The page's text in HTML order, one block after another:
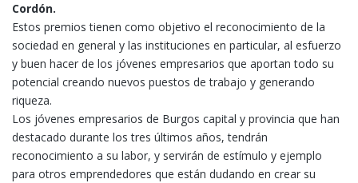
Cordón.
Estos premios tienen como objetivo el reconocimiento de la
sociedad en general y las instituciones en particular, al esfuerzo
y buen hacer de los jóvenes empresarios que aportan todo su
potencial creando nuevos puestos de trabajo y generando
riqueza.
Los jóvenes empresarios de Burgos capital y provincia que han
destacado durante los tres últimos años, tendrán
reconocimiento a su labor, y servirán de estímulo y ejemplo
para otros emprendedores que están dudando en crear su